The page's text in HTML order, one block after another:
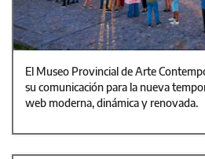
El Museo Provincial de Arte
su comunicación para la nueva
web moderna, dinámica y renovada.